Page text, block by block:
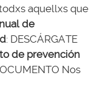
aquellxs que
de
: DESCÁRGATE
de prevención
Nos